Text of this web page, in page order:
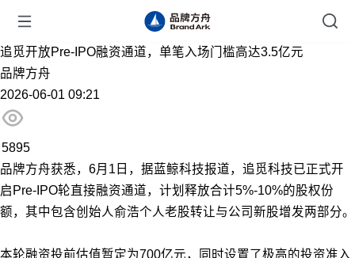
追觅开放Pre-IPO融资通道，单笔入场门槛高达3.5亿元
品牌方舟
2026-06-01 09:21
5895
品牌方舟获悉，6月1日，据蓝鲸科技报道，追觅科技已正式开
启Pre-IPO轮直接融资通道，计划释放合计5%-10%的股权份
额，其中包含创始人俞浩个人老股转让与公司新股增发两部分。
本轮融资投前估值暂定为700亿元，同时设置了极高的投资准入